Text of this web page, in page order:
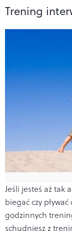
Trening
Jeśli jesteś aż tak
biegać czy
godzinnych
schudniesz z